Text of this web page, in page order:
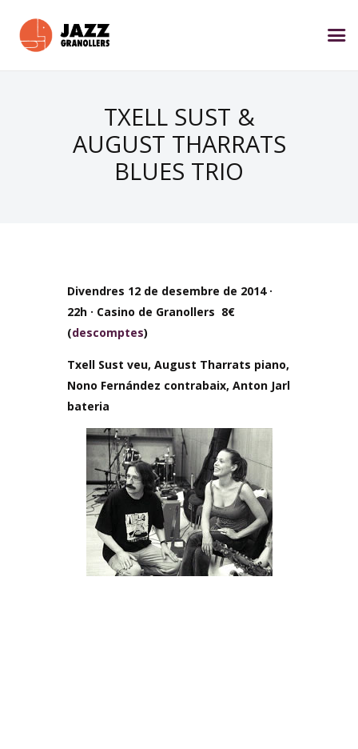
TXELL SUST &
AUGUST THARRATS
BLUES TRIO
Divendres 12 de desembre de 2014 ·
22h · Casino de Granollers 8€
(descomptes)
Txell Sust veu, August Tharrats piano,
Nono Fernández contrabaix, Anton Jarl
bateria